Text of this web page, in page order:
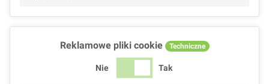
Reklamowe pliki cookie Techniczne
Nie Tak